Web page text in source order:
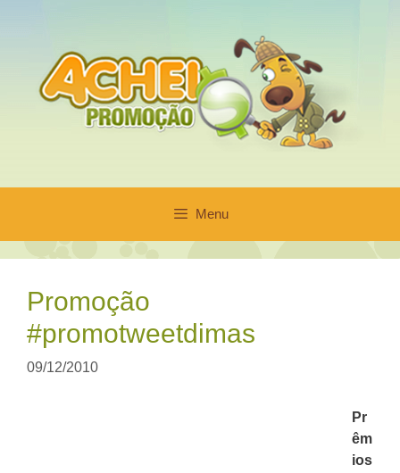
conteúdo
Menu
Promoção
#promotweetdimas
09/12/2010
Pr
êm
ios